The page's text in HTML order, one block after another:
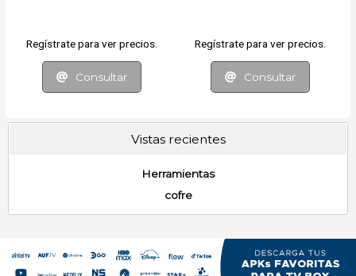
Regístrate para ver precios.
Consultar
Regístrate para ver precios.
Consultar
Vistas recientes
Herramientas
cofre